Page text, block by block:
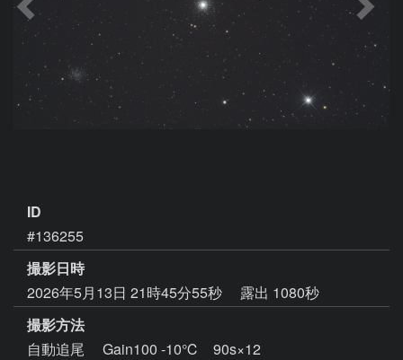
ID
#136255
撮影日時
2026年5月13日 21時45分55秒
露出 1080秒
撮影方法
自動追尾 Gain100 -10℃ 90s×12